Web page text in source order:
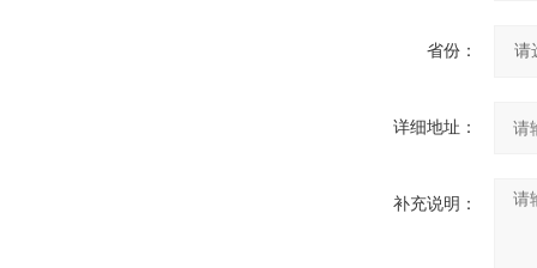
省份：
详细地址：
补充说明：